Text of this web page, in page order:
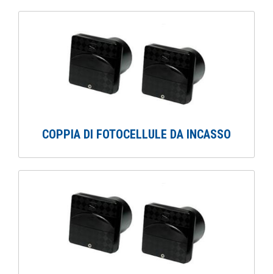
COPPIA DI FOTOCELLULE DA INCASSO